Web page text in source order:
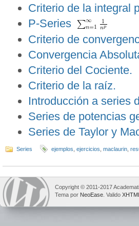
Criterio de la integral
P-Series
Criterio de
Convergencia
Criterio del Cociente.
Criterio de la raíz.
Introducción a series
Series de potencias
Series de Taylor y
Series ejemplos, ejercicios, maclaurin,
Copyright © 2011-2017
Tema por NeoEase. Valido